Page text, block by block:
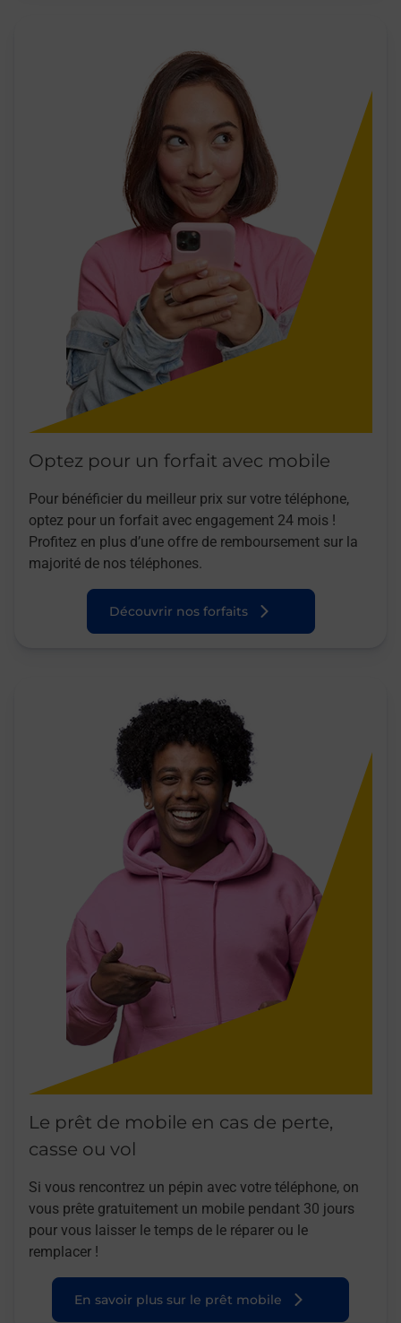
Optez pour un forfait avec mobile
Pour bénéficier du meilleur prix sur votre téléphone,
optez pour un forfait avec engagement 24 mois !
Profitez en plus d’une offre de remboursement sur la
majorité de nos téléphones.
Découvrir nos forfaits
Le prêt de mobile en cas de perte,
casse ou vol
Si vous rencontrez un pépin avec votre téléphone, on
vous prête gratuitement un mobile pendant 30 jours
pour vous laisser le temps de le réparer ou le
remplacer !
En savoir plus sur le prêt mobile